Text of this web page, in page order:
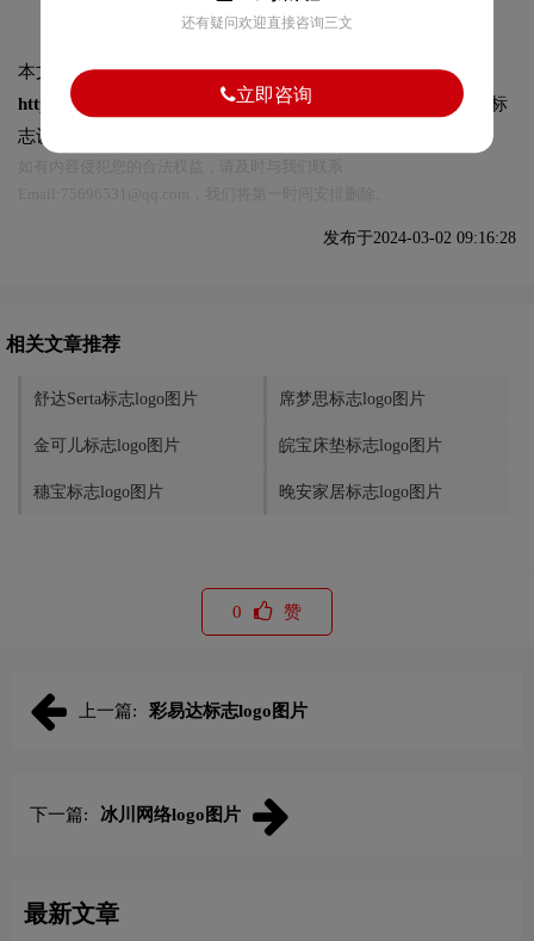
本文标题和链接丝涟Sealy标志logo图片:
https://logo9.net/works/12383.html转载时请注明出处为诗宸标
志设计及本链接!
发布于2024-03-02 09:16:28
相关文章推荐
舒达Serta标志logo图片 席梦思标志logo图片
金可儿标志logo图片 皖宝床垫标志logo图片
穗宝标志logo图片 晚安家居标志logo图片
0 赞
上一篇: 彩易达标志logo图片
下一篇: 冰川网络logo图片
最新文章
还有疑问欢迎直接咨询三文
立即咨询